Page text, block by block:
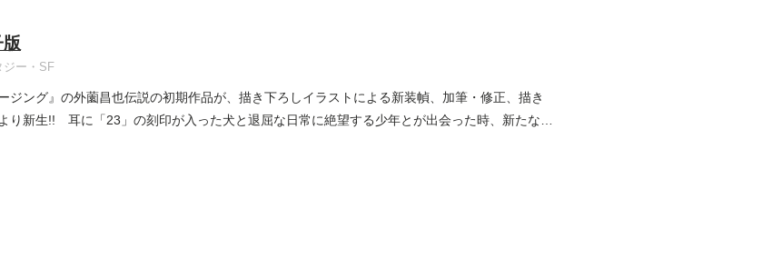
ジー・SF
ジング』の外薗昌也伝説の初期作品が、描き下ろしイラストによる新装幀、加筆・修正、描き
り新生!! 耳に「23」の刻印が入った犬と退屈な日常に絶望する少年とが出会った時、新たな世